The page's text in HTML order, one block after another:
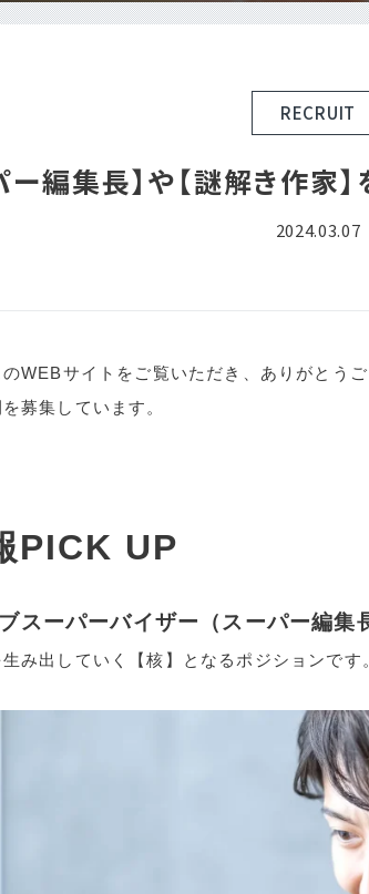
RECRUIT
ー編集長】や【謎解き作家
2024.03.07
WEBサイトをご覧いただき、ありがとうご
募集しています。
PICK UP
スーパーバイザー（スーパー編集
み出していく【核】となるポジションです